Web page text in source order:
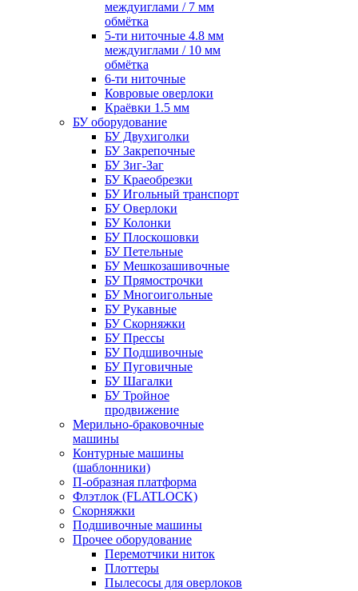
междуиглами / 7 мм
обмётка
5-ти ниточные 4.8 мм
междуиглами / 10 мм
обмётка
6-ти ниточные
Ковровые оверлоки
Краёвки 1.5 мм
БУ оборудование
БУ Двухиголки
БУ Закрепочные
БУ Зиг-Заг
БУ Краеобрезки
БУ Игольный транспорт
БУ Оверлоки
БУ Колонки
БУ Плоскошовки
БУ Петельные
БУ Мешкозашивочные
БУ Прямострочки
БУ Многоигольные
БУ Рукавные
БУ Скорняжки
БУ Прессы
БУ Подшивочные
БУ Пуговичные
БУ Шагалки
БУ Тройное
продвижение
Мерильно-браковочные
машины
Контурные машины
(шаблонники)
П-образная платформа
Флэтлок (FLATLOCK)
Скорняжки
Подшивочные машины
Прочее оборудование
Перемотчики ниток
Плоттеры
Пылесосы для оверлоков